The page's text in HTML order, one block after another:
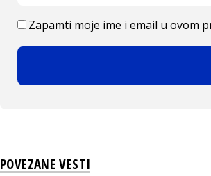
Zapamti moje ime i email u ovom
POVEZANE VESTI